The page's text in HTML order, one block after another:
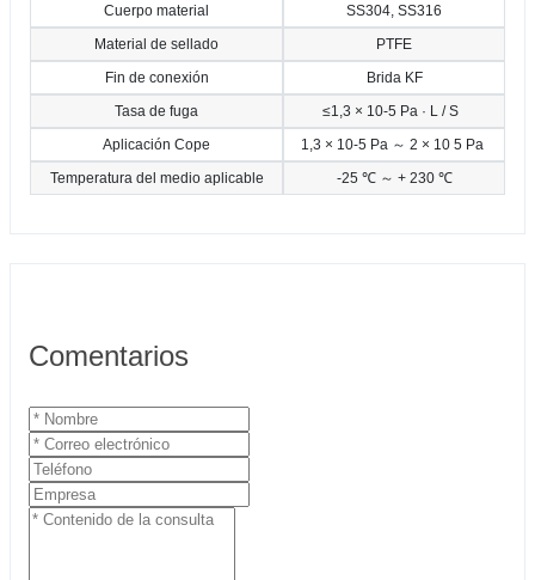
Cuerpo material
SS304, SS316
Material de sellado
PTFE
Fin de conexión
Brida KF
Tasa de fuga
≤1,3 × 10-5 Pa · L / S
Aplicación Cope
1,3 × 10-5 Pa ～ 2 × 10 5 Pa
Temperatura del medio aplicable
-25 ℃ ～ + 230 ℃
Comentarios